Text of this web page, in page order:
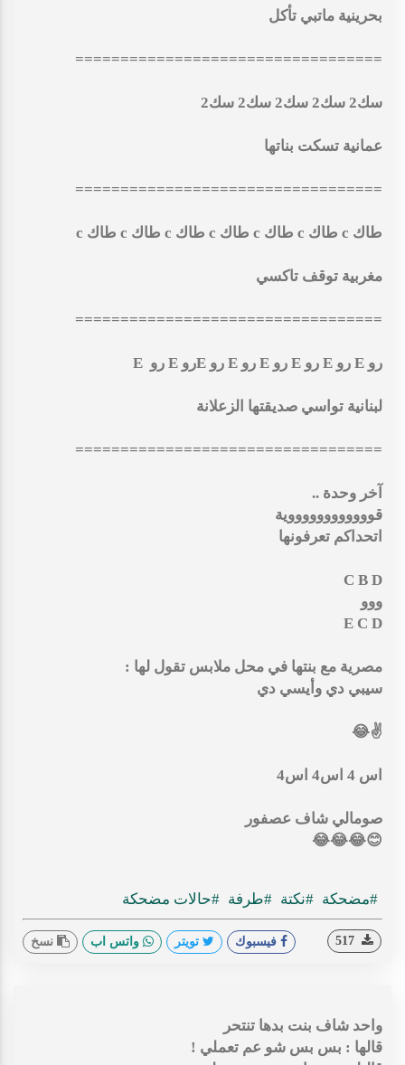
بحرينية ماتبي تأكل
==================================
سك2 سك2 سك2 سك2 سك2
عمانية تسكت بناتها
==================================
طاك c طاك c طاك c طاك c طاك c طاك c طاك c
مغربية توقف تاكسي
==================================
رو E رو E رو E رو E رو E رو Eرو E رو E
لبنانية تواسي صديقتها الزعلانة
==================================
آخر وحدة ..
قووووووووووووية
اتحداكم تعرفونها
C B D
ووو
E C D
مصرية مع بنتها في محل ملابس تقول لها :
سيبي دي وأيسي دي
✌😂
اس 4 اس4 اس4
صومالي شاف عصفور
😊😂😂😂
#مضحكة #نكتة #طرفة #حالات مضحكة
فيسبوك تويتر واتس اب نسخ
واحد شاف بنت بدها تنتحر
قالها : بس بس شو عم تعملي !